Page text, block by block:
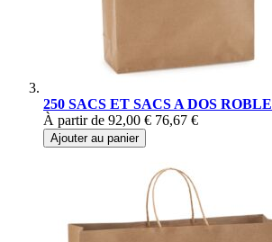
250 SACS ET SACS A DOS ROBLE
À partir de 92,00 € 76,67 €
Ajouter au panier